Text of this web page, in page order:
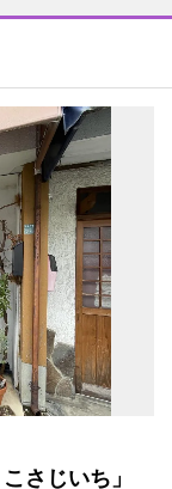
こさじいち」